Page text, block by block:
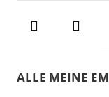
ALLE MEINE